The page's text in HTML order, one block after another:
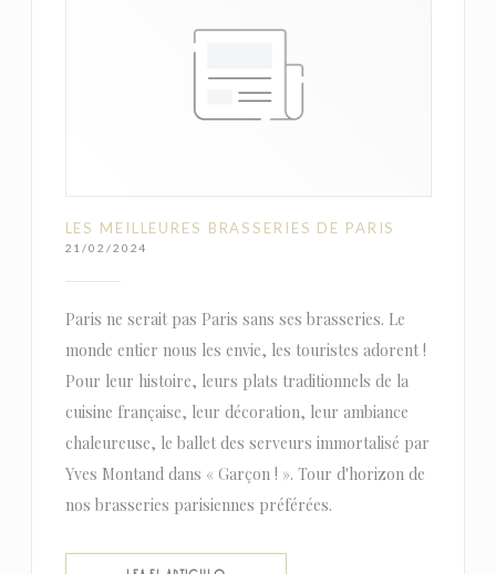
LES MEILLEURES BRASSERIES DE PARIS
21/02/2024
Paris ne serait pas Paris sans ses brasseries. Le
monde entier nous les envie, les touristes adorent !
Pour leur histoire, leurs plats traditionnels de la
cuisine française, leur décoration, leur ambiance
chaleureuse, le ballet des serveurs immortalisé par
Yves Montand dans « Garçon ! ». Tour d'horizon de
nos brasseries parisiennes préférées.